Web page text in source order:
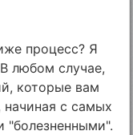
процесс? Я
любом случае,
которые вам
начиная с самых
"болезненными".